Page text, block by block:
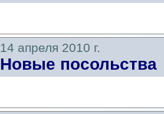
14 апреля 2010 г.
Новые посольства